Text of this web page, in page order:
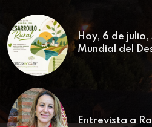
Hoy, 6 de julio,
Mundial del
Entrevista a